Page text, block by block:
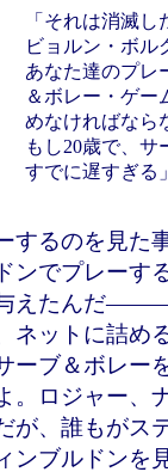
「それは消滅
ビョルン・ボル
あなた達のプレ
＆ボレー・ゲー
めなければな
もし20歳で、
すでに遅すぎる
するのを見た
ンでプレーす
与えたんだ
ネットに詰め
ーブ＆ボレー
。ロジャー、
が、誰もがス
ンブルドンを